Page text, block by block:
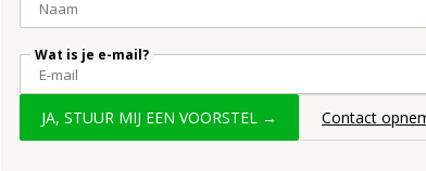
Wat is je e-mail?
JA, STUUR MIJ EEN VOORSTEL → Contact